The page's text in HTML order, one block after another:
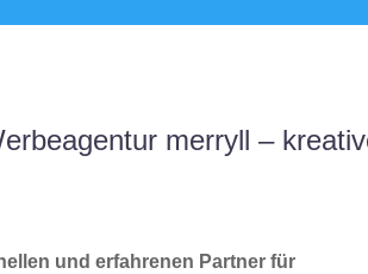
merryll –
und erfahrenen Partner für